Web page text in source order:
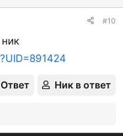
#10
Ответ Ник в ответ